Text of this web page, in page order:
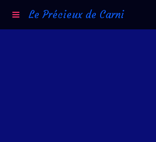
Le Précieux de Carni